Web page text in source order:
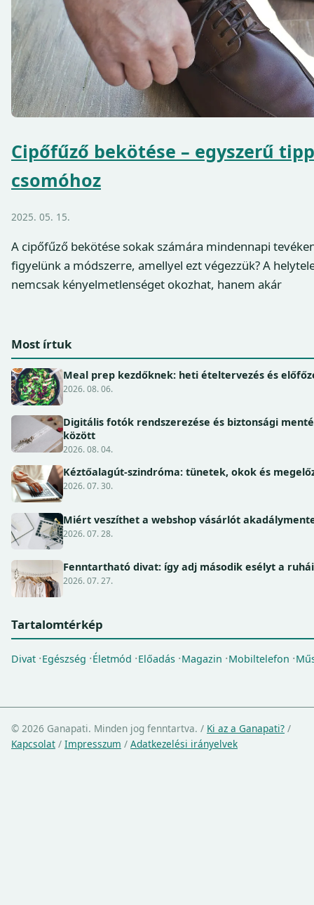
Cipőfűző bekötése – egyszerű
csomóhoz
2025. 05. 15.
A cipőfűző bekötése sokak számára mindennapi
figyelünk a módszerre, amellyel ezt végezzük? A
nemcsak kényelmetlenséget okozhat, hanem akár
Most írtuk
Meal prep kezdőknek: heti ételtervezés és
2026. 08. 06.
Digitális fotók rendszerezése és biztonsági
között
2026. 08. 04.
Kéztőalagút-szindróma: tünetek, okok és
2026. 07. 30.
Miért veszíthet a webshop vásárlót
2026. 07. 28.
Fenntartható divat: így adj második esélyt a
2026. 07. 27.
Tartalomtérkép
Divat Egészség Életmód Előadás Magazin Mobiltelefon
© 2026 Ganapati. Minden jog fenntartva. / Ki az a Ganapati? /
Kapcsolat / Impresszum / Adatkezelési irányelvek